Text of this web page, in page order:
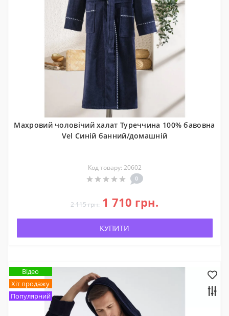
Махровий чоловічий халат Туреччина 100% бавовна
Vel Синій банний/домашній
Код товару: 20602
0
2 115 грн. 1 710 грн.
КУПИТИ
Відео
Хіт продажу
Популярний